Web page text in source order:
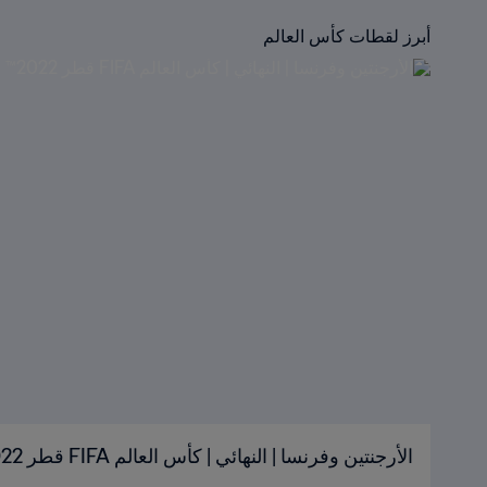
أبرز لقطات كأس العالم
الأرجنتين وفرنسا | النهائي | كأس العالم FIFA قطر 2022™ | الملخص